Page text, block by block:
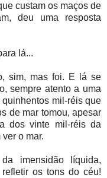
custam os maços de
deu uma resposta
lá...
sim, mas foi. E lá se
sempre atento a uma
mil-réis que
de mar tomou, apesar
dos vinte mil-réis da
o mar.
imensidão líquida,
os tons do céu!